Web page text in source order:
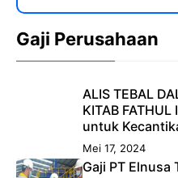
Gaji Perusahaan
ALIS TEBAL
KITAB
untuk
Mei 17, 2024
Gaji PT Elnusa